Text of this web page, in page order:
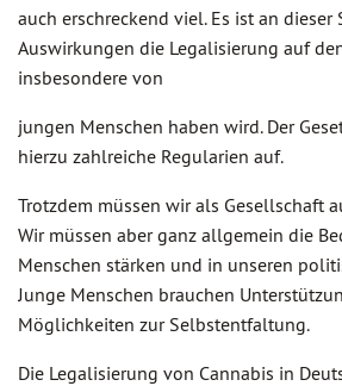
auch erschreckend viel. Es ist an
Auswirkungen die Legalisierung auf
insbesondere von
jungen Menschen haben wird. Der
hierzu zahlreiche Regularien auf.
Trotzdem müssen wir als Gesellschaft
Wir müssen aber ganz allgemein die
Menschen stärken und in unseren
Junge Menschen brauchen
Möglichkeiten zur Selbstentfaltung.
Die Legalisierung von Cannabis in